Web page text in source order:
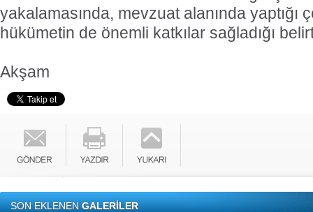
yakalamasında, mevzuat alanında yaptığı
hükümetin de önemli katkılar sağladığı
Akşam
SON EKLENENGALERİLER